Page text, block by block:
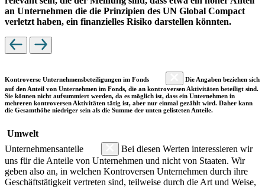
an Unternehmen die die Prinzipien des UN Global Compact
verletzt haben, ein finanzielles Risiko darstellen könnten.
Kontroverse Unternehmensbeteiligungen im Fonds
Die Angaben beziehen sich
auf den Anteil von Unternehmen im Fonds, die an kontroversen Aktivitäten beteiligt sind.
Sie können nicht aufsummiert werden, da es möglich ist, dass ein Unternehmen in
mehreren kontroversen Aktivitäten tätig ist, aber nur einmal gezählt wird. Daher kann
die Gesamthöhe niedriger sein als die Summe der unten gelisteten Anteile.
Umwelt
Unternehmensanteile
Bei diesen Werten interessieren wir
uns für die Anteile von Unternehmen und nicht von Staaten. Wir
geben also an, in welchen Kontroversen Unternehmen durch ihre
Geschäftstätigkeit vertreten sind, teilweise durch die Art und Weise,